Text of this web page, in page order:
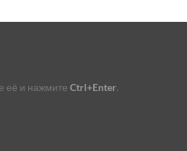
её и нажмите Ctrl+Enter.